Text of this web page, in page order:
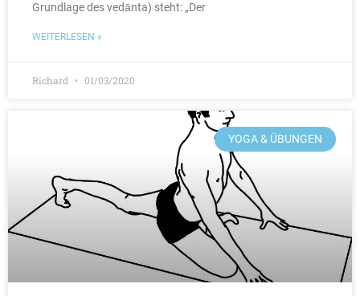
Grundlage des vedānta) steht: „Der
WEITERLESEN »
Richard 01/03/2020
YOGA & ÜBUNGEN